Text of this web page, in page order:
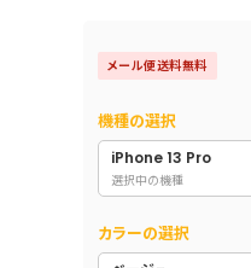
価
格
メール便送料無料
機種の選択
iPhone 13 Pro
選択中の機種
カラーの選択